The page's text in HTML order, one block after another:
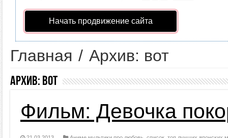
Начать продвижение сайта
Главная / Архив: вот
Архив: вот
Фильм: Девочка